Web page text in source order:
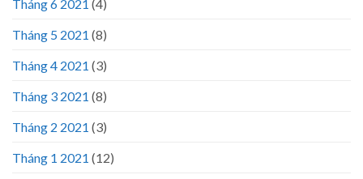
Tháng 6 2021 (4)
Tháng 5 2021 (8)
Tháng 4 2021 (3)
Tháng 3 2021 (8)
Tháng 2 2021 (3)
Tháng 1 2021 (12)